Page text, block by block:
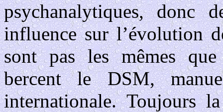
psychanalytiques,
influence sur l’évolution
sont pas les mêmes
bercent le DSM,
internationale. Toujours